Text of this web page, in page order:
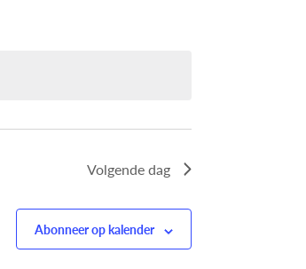
Volgende dag
Abonneer op kalender